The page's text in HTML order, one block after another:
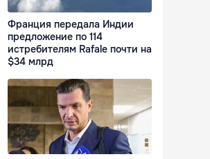
Франция передала Индии
предложение по 114
истребителям Rafale почти на
$34 млрд